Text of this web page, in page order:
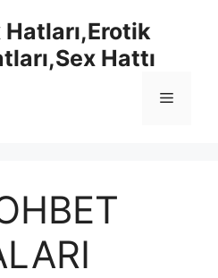
Hattı
Menü